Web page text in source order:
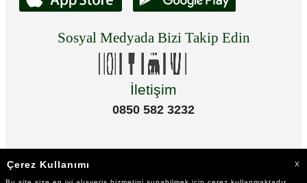
Sosyal Medyada Bizi Takip Edin
İletişim
0850 582 3232
Çerez Kullanımı X